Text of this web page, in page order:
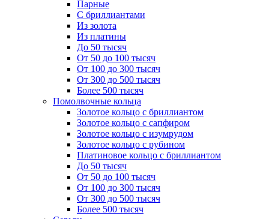
Парные
С бриллиантами
Из золота
Из платины
До 50 тысяч
От 50 до 100 тысяч
От 100 до 300 тысяч
От 300 до 500 тысяч
Более 500 тысяч
Помолвочные кольца
Золотое кольцо с бриллиантом
Золотое кольцо с сапфиром
Золотое кольцо с изумрудом
Золотое кольцо с рубином
Платиновое кольцо с бриллиантом
До 50 тысяч
От 50 до 100 тысяч
От 100 до 300 тысяч
От 300 до 500 тысяч
Более 500 тысяч